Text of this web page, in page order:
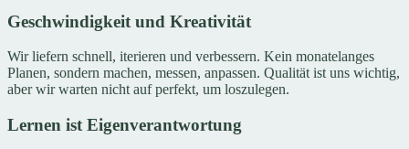
Geschwindigkeit und Kreativität
Wir liefern schnell, iterieren und verbessern. Kein monatelanges
Planen, sondern machen, messen, anpassen. Qualität ist uns wichtig,
aber wir warten nicht auf perfekt, um loszulegen.
Lernen ist Eigenverantwortung